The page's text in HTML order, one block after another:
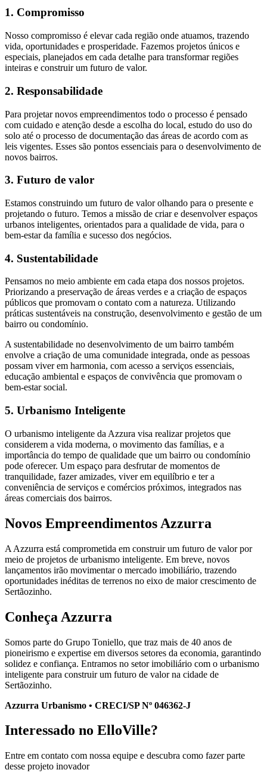
1. Compromisso
Nosso compromisso é elevar cada região onde atuamos, trazendo
vida, oportunidades e prosperidade. Fazemos projetos únicos e
especiais, planejados em cada detalhe para transformar regiões
inteiras e construir um futuro de valor.
2. Responsabilidade
Para projetar novos empreendimentos todo o processo é pensado
com cuidado e atenção desde a escolha do local, estudo do uso do
solo até o processo de documentação das áreas de acordo com as
leis vigentes. Esses são pontos essenciais para o desenvolvimento de
novos bairros.
3. Futuro de valor
Estamos construindo um futuro de valor olhando para o presente e
projetando o futuro. Temos a missão de criar e desenvolver espaços
urbanos inteligentes, orientados para a qualidade de vida, para o
bem-estar da família e sucesso dos negócios.
4. Sustentabilidade
Pensamos no meio ambiente em cada etapa dos nossos projetos.
Priorizando a preservação de áreas verdes e a criação de espaços
públicos que promovam o contato com a natureza. Utilizando
práticas sustentáveis na construção, desenvolvimento e gestão de um
bairro ou condomínio.
A sustentabilidade no desenvolvimento de um bairro também
envolve a criação de uma comunidade integrada, onde as pessoas
possam viver em harmonia, com acesso a serviços essenciais,
educação ambiental e espaços de convivência que promovam o
bem-estar social.
5. Urbanismo Inteligente
O urbanismo inteligente da Azzura visa realizar projetos que
considerem a vida moderna, o movimento das famílias, e a
importância do tempo de qualidade que um bairro ou condomínio
pode oferecer. Um espaço para desfrutar de momentos de
tranquilidade, fazer amizades, viver em equilíbrio e ter a
conveniência de serviços e comércios próximos, integrados nas
áreas comerciais dos bairros.
Novos Empreendimentos Azzurra
A Azzurra está comprometida em construir um futuro de valor por
meio de projetos de urbanismo inteligente. Em breve, novos
lançamentos irão movimentar o mercado imobiliário, trazendo
oportunidades inéditas de terrenos no eixo de maior crescimento de
Sertãozinho.
Conheça Azzurra
Somos parte do Grupo Toniello, que traz mais de 40 anos de
pioneirismo e expertise em diversos setores da economia, garantindo
solidez e confiança. Entramos no setor imobiliário com o urbanismo
inteligente para construir um futuro de valor na cidade de
Sertãozinho.
Azzurra Urbanismo • CRECI/SP Nº 046362-J
Interessado no ElloVille?
Entre em contato com nossa equipe e descubra como fazer parte
desse projeto inovador